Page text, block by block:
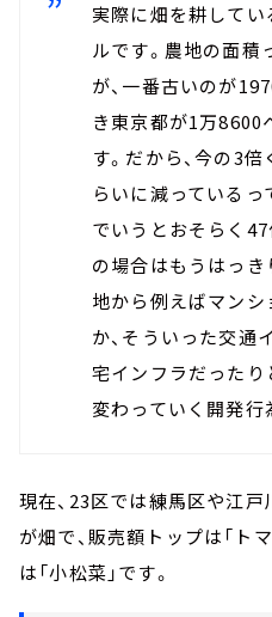
実際に畑を耕して
ルです。農地の面積
が、一番古いのが
き東京都が1万8600
す。だから、今の3
らいに減っている
でいうとおそらく47
の場合はもうはっき
地から例えばマン
か、そういった交通
宅インフラだった
変わっていく開発
現在、23区では練馬区や江
が畑で、販売額トップは「ト
は「小松菜」です。